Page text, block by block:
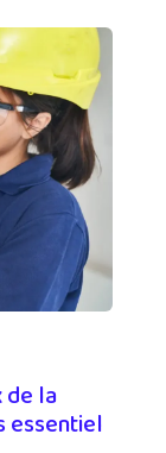
la
essentiel